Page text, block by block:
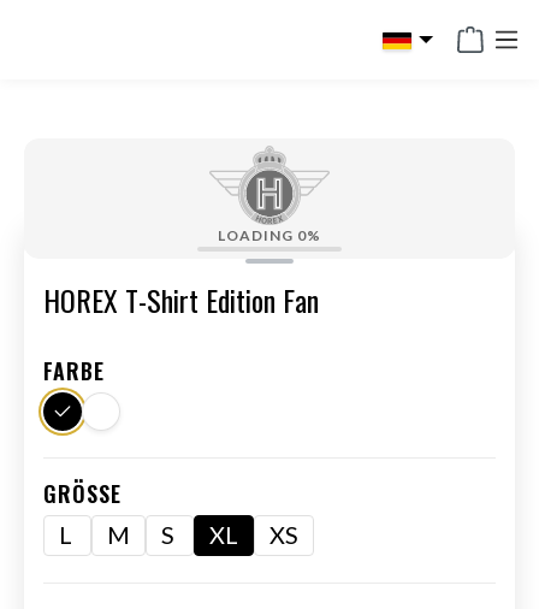
LOADING 0%
HOREX T-Shirt Edition Fan
FARBE
GRÖSSE
L M S XL XS